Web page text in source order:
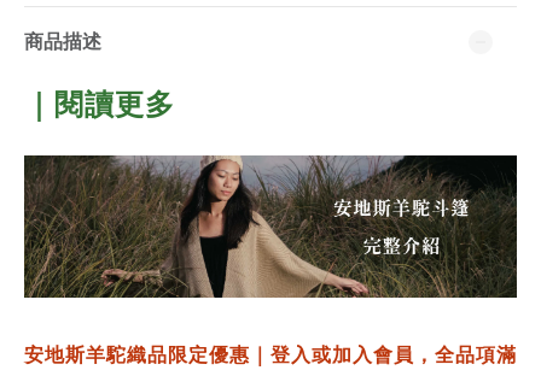
商品描述
｜閱讀更多
安地斯羊駝織品限定優惠｜登入或加入會員，全品項滿